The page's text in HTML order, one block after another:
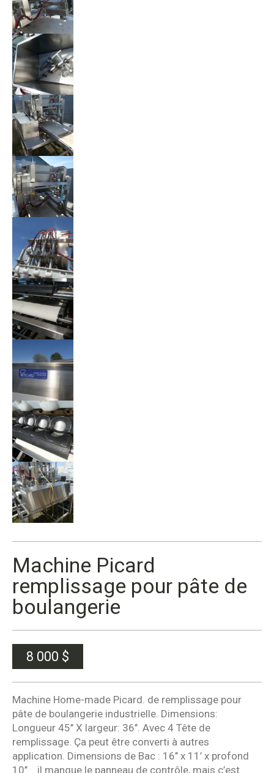
Machine Picard
remplissage pour pâte de
boulangerie
8 000 $
Machine Home-made Picard. de remplissage pour
pâte de boulangerie industrielle. Dimensions:
Longueur 45’’ X largeur: 36’’. Avec 4 Tête de
remplissage. Ça peut être converti à autres
application. Dimensions de Bac : 16’’ x 11’ x profond
10’’ . il manque le panneau de contrôle, mais c’est